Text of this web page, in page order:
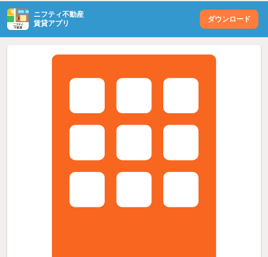
ニフティ不動産
賃貸アプリ
ダウンロード